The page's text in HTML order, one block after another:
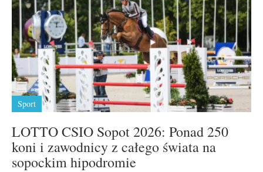
Sport
LOTTO CSIO Sopot 2026: Ponad 250
koni i zawodnicy z całego świata na
sopockim hipodromie